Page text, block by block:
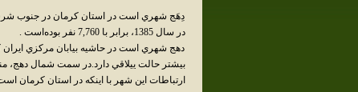
دِهَج شهري است در استان کرمان در جنوب
در سال 1385، برابر با 7,760 نفر بوده‌است .
دهج شهري است در حاشيه بيابان مرکزي
بيشتر حالت ييلاقي دارد.در سمت شمال دهج،
ارتباطات اين شهر با اينکه در استان کرمان